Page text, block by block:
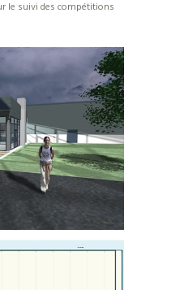
le suivi des compétitions